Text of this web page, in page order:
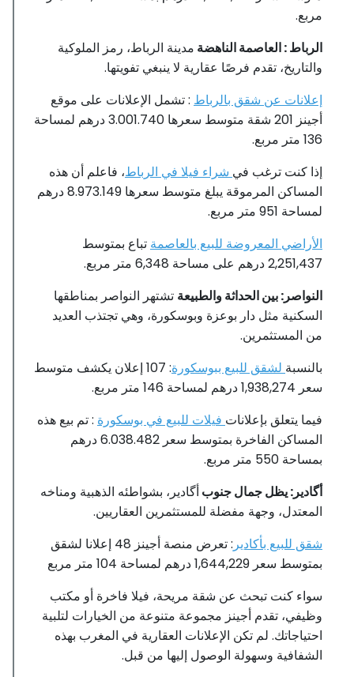
مربع.
الرباط : العاصمة الناهضة مدينة الرباط، رمز الملوكية
والتاريخ، تقدم فرصًا عقارية لا ينبغي تفويتها.
إعلانات عن شقق بالرباط : تشمل الإعلانات على موقع
أجينز 201 شقة متوسط ​​سعرها 3.001.740 درهم لمساحة
136 متر مربع.
إذا كنت ترغب في شراء فيلا في الرباط، فاعلم أن هذه
المساكن المرموقة يبلغ متوسط ​​سعرها 8.973.149 درهم
لمساحة 951 متر مربع.
الأراضي المعروضة للبيع بالعاصمة
2,251,437 درهم على مساحة 6,348 متر مربع.
النواصر: بين الحداثة والطبيعة تشتهر النواصر بمناطقها
السكنية مثل دار بوعزة وبوسكورة، وهي تجتذب العديد
من المستثمرين.
بالنسبة لشقق للبيع ببوسكورة
: 107 إعلان يكشف متوسط
​​سعر 1,938,274 درهم لمساحة 146 متر مربع.
فيما يتعلق بإعلانات فيلات للبيع في بوسكورة : تم بيع هذه
المساكن الفاخرة بمتوسط ​​سعر 6.038.482 درهم
بمساحة 550 متر مربع.
أگادير: يظل جمال جنوبأگادير، بشواطئه الذهبية ومناخه
المعتدل، وجهة مفضلة للمستثمرين العقاريين.
شقق للبيع بأكادير
: تعرض منصة أجينز 48 إعلانا لشقق
بمتوسط ​​سعر 1,644,229 درهم لمساحة 104 متر مربع
سواء كنت تبحث عن شقة مريحة، فيلا فاخرة أو مكتب
وظيفي، تقدم أجينز مجموعة متنوعة من الخيارات لتلبية
احتياجاتك. لم تكن الإعلانات العقارية في المغرب بهذه
الشفافية وسهولة الوصول إليها من قبل.